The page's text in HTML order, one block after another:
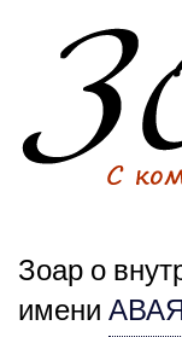
Зоар о
имени